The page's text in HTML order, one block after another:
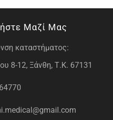
Μαζί Μας
καταστήματος:
8-12, Ξάνθη, Τ.Κ. 67131